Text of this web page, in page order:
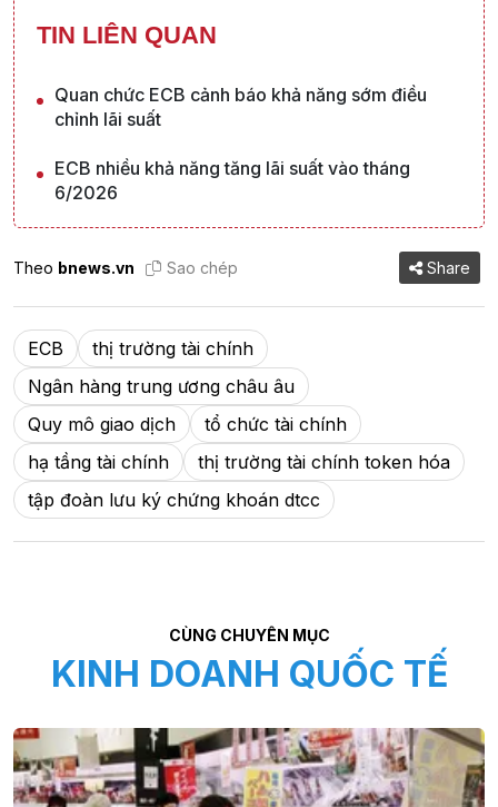
TIN LIÊN QUAN
Quan chức ECB cảnh báo khả năng sớm điều
chỉnh lãi suất
ECB nhiều khả năng tăng lãi suất vào tháng
6/2026
Theo bnews.vn Sao chép Share
ECB
thị trường tài chính
Ngân hàng trung ương châu âu
Quy mô giao dịch
tổ chức tài chính
hạ tầng tài chính
thị trường tài chính token hóa
tập đoàn lưu ký chứng khoán dtcc
CÙNG CHUYÊN MỤC
KINH DOANH QUỐC TẾ